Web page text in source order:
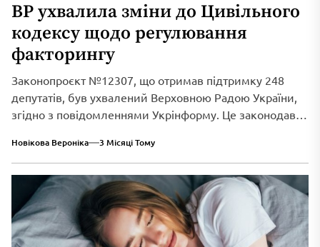
ВР ухвалила зміни до Цивільного
кодексу щодо регулювання
факторингу
Законопроєкт №12307, що отримав підтримку 248
депутатів, був ухвалений Верховною Радою України,
згідно з повідомленнями Укрінформу. Це законодавче
Новікова Вероніка 3 Місяці Тому